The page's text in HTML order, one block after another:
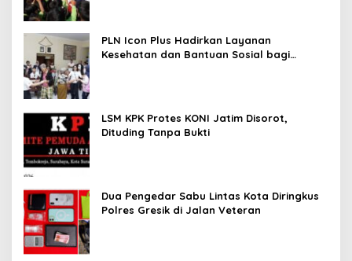
PLN Icon Plus Hadirkan Layanan
Kesehatan dan Bantuan Sosial bagi
LSM KPK Protes KONI Jatim Disorot,
Dituding Tanpa Bukti
Dua Pengedar Sabu Lintas Kota Diringkus
Polres Gresik di Jalan Veteran